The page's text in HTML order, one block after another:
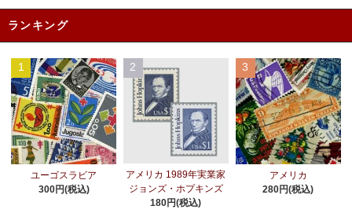
ランキング
1
ユーゴスラビア
300円(税込)
2
アメリカ 1989年実業家
ジョンズ・ホプキンズ
180円(税込)
3
アメリカ
280円(税込)